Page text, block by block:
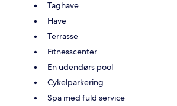
Taghave
Have
Terrasse
Fitnesscenter
En udendørs pool
Cykelparkering
Spa med fuld service